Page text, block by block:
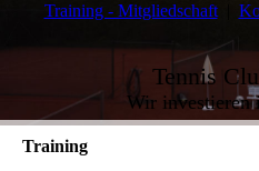
Training - Mitgliedschaft
Tennis
Wir investieren
Training